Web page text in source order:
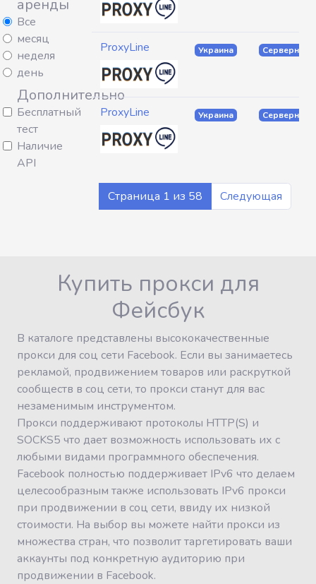
аренды
Все
месяц
неделя
день
Дополнительно
Бесплатный
тест
Наличие
API
ProxyLine Украина Серверные
ProxyLine Украина Серверные
Страница 1 из 58 Следующая
Купить прокси для
Фейсбук
В каталоге представлены высококачественные
прокси для соц сети Facebook. Если вы занимаетесь
рекламой, продвижением товаров или раскруткой
сообществ в соц сети, то прокси станут для вас
незаменимым инструментом.
Прокси поддерживают протоколы HTTP(S) и
SOCKS5 что дает возможность использовать их с
любыми видами программного обеспечения.
Facebook полностью поддерживает IPv6 что делаем
целесообразным также использовать IPv6 прокси
при продвижении в соц сети, ввиду их низкой
стоимости. На выбор вы можете найти прокси из
множества стран, что позволит таргетировать ваши
аккаунты под конкретную аудиторию при
продвижении в Facebook.